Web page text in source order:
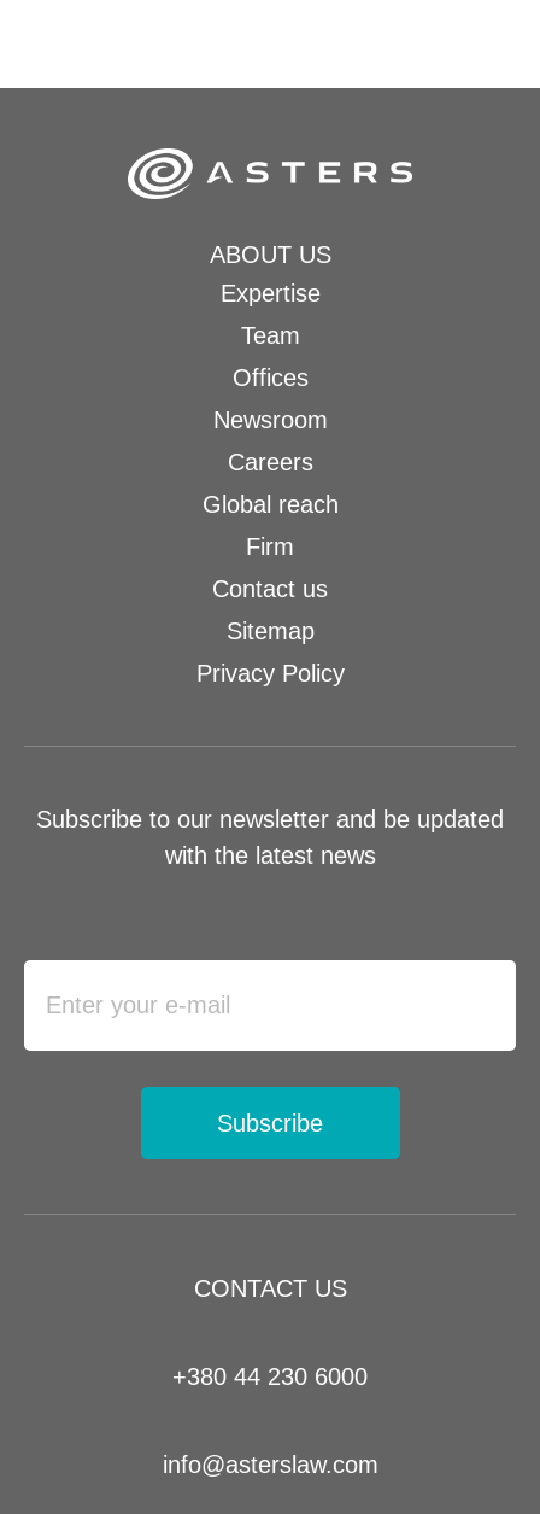
CONTACT US
+380 44 230 6000
info@asterslaw.com
ABOUT US
Expertise
Team
Offices
Newsroom
Careers
Global reach
Firm
Contact us
Sitemap
Privacy Policy
Subscribe to our newsletter and be updated
with the latest news
Subscribe